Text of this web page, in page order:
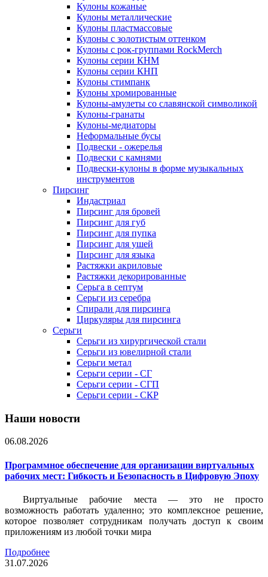
Кулоны кожаные
Кулоны металлические
Кулоны пластмассовые
Кулоны с золотистым оттенком
Кулоны с рок-группами RockMerch
Кулоны серии КНМ
Кулоны серии КНП
Кулоны стимпанк
Кулоны хромированные
Кулоны-амулеты со славянской символикой
Кулоны-гранаты
Кулоны-медиаторы
Неформальные бусы
Подвески - ожерелья
Подвески с камнями
Подвески-кулоны в форме музыкальных
инструментов
Пирсинг
Индастриал
Пирсинг для бровей
Пирсинг для губ
Пирсинг для пупка
Пирсинг для ушей
Пирсинг для языка
Растяжки акриловые
Растяжки декорированные
Серьга в септум
Серьги из серебра
Спирали для пирсинга
Циркуляры для пирсинга
Серьги
Серьги из хирургической стали
Серьги из ювелирной стали
Серьги метал
Серьги серии - СГ
Серьги серии - СГП
Серьги серии - СКР
Наши новости
06.08.2026
Программное обеспечение для организации виртуальных
рабочих мест: Гибкость и Безопасность в Цифровую Эпоху
Виртуальные рабочие места — это не просто
возможность работать удаленно; это комплексное решение,
которое позволяет сотрудникам получать доступ к своим
приложениям из любой точки мира
Подробнее
31.07.2026